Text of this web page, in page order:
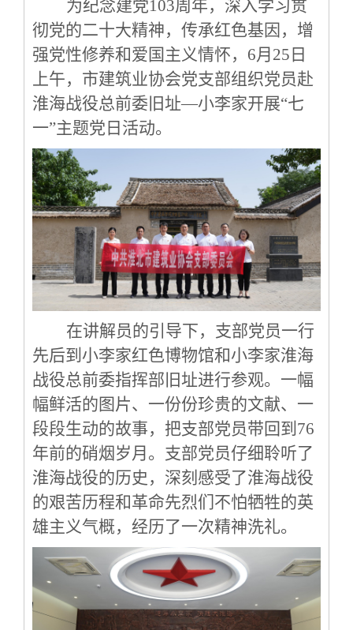
为纪念建党103周年，深入学习贯
彻党的二十大精神，传承红色基因，增
强党性修养和爱国主义情怀， 6月25日
上午，市建筑业协会党支部组织党员赴
淮海战役总前委旧址—小李家开展“七
一”主题党日活动。
在讲解员的引导下，支部党员一行
先后到小李家红色博物馆和小李家淮海
战役总前委指挥部旧址进行参观。 一幅
幅鲜活的图片、一份份珍贵的文献、一
段段生动的故事，把支部党员带回到 76
年前的硝烟岁月 。 支部党员仔细聆听了
淮海战役的历史，深刻感受了淮海战役
的艰苦历程和革命先烈们不怕牺牲的英
雄主义气概，经历了一次精神洗礼。